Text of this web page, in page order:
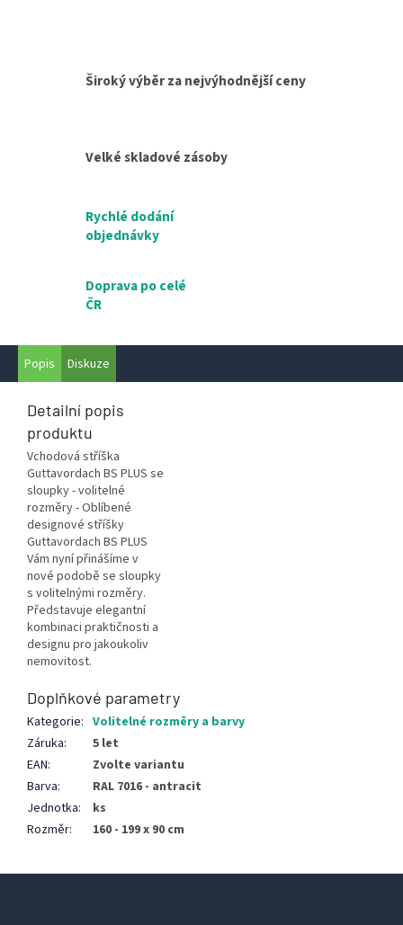
Široký výběr za nejvýhodnější ceny
Velké skladové zásoby
Rychlé dodání
objednávky
Doprava po celé
ČR
Popis Diskuze
Detailní popis
produktu
Vchodová stříška
Guttavordach BS PLUS se
sloupky - volitelné
rozměry - Oblíbené
designové stříšky
Guttavordach BS PLUS
Vám nyní přinášíme v
nové podobě se sloupky
s volitelnými rozměry.
Představuje elegantní
kombinaci praktičnosti a
designu pro jakoukoliv
nemovitost.
Doplňkové parametry
Kategorie: Volitelné rozměry a barvy
Záruka:
5 let
EAN:
Zvolte variantu
Barva:
RAL 7016 - antracit
Jednotka:
ks
Rozměr: 160 - 199 x 90 cm